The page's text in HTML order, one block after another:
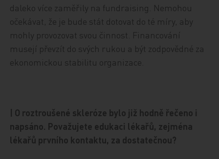
daleko více zaměřily na fundraising. Nemohou
očekávat, že je bude stát dotovat do té míry, aby
mohly provozovat svou činnost. Financování
musejí převzít do svých rukou a být zodpovědné za
ekonomickou stabilitu organizace.
| O roztroušené skleróze bylo již hodně řečeno i
napsáno. Považujete edukaci lékařů, zejména
lékařů prvního kontaktu, za dostatečnou?